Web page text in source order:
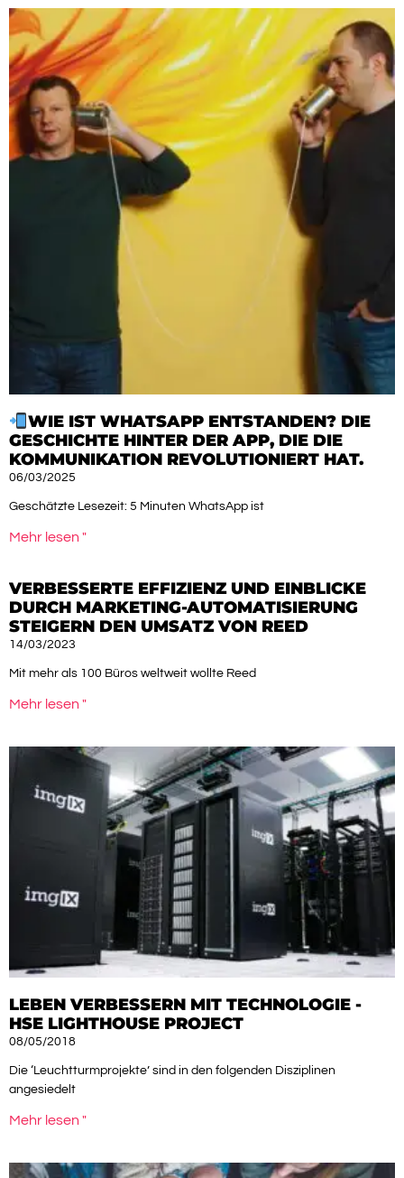
WIE IST WHATSAPP ENTSTANDEN? DIE
GESCHICHTE HINTER DER APP, DIE DIE
KOMMUNIKATION REVOLUTIONIERT HAT.
06/03/2025
Geschätzte Lesezeit: 5 Minuten WhatsApp ist
Mehr lesen "
VERBESSERTE EFFIZIENZ UND EINBLICKE
DURCH MARKETING-AUTOMATISIERUNG
STEIGERN DEN UMSATZ VON REED
14/03/2023
Mit mehr als 100 Büros weltweit wollte Reed
Mehr lesen "
LEBEN VERBESSERN MIT TECHNOLOGIE -
HSE LIGHTHOUSE PROJECT
08/05/2018
Die ‘Leuchtturmprojekte’ sind in den folgenden Disziplinen
angesiedelt
Mehr lesen "